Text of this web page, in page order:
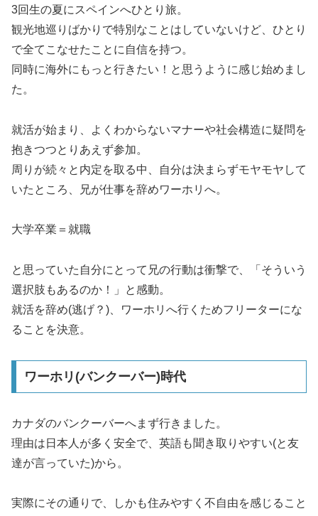
3回生の夏にスペインへひとり旅。
観光地巡りばかりで特別なことはしていないけど、ひとり
で全てこなせたことに自信を持つ。
同時に海外にもっと行きたい！と思うように感じ始めまし
た。
就活が始まり、よくわからないマナーや社会構造に疑問を
抱きつつとりあえず参加。
周りが続々と内定を取る中、自分は決まらずモヤモヤして
いたところ、兄が仕事を辞めワーホリへ。
大学卒業＝就職
と思っていた自分にとって兄の行動は衝撃で、「そういう
選択肢もあるのか！」と感動。
就活を辞め(逃げ？)、ワーホリへ行くためフリーターにな
ることを決意。
ワーホリ(バンクーバー)時代
カナダのバンクーバーへまず行きました。
理由は日本人が多く安全で、英語も聞き取りやすい(と友
達が言っていた)から。
実際にその通りで、しかも住みやすく不自由を感じること